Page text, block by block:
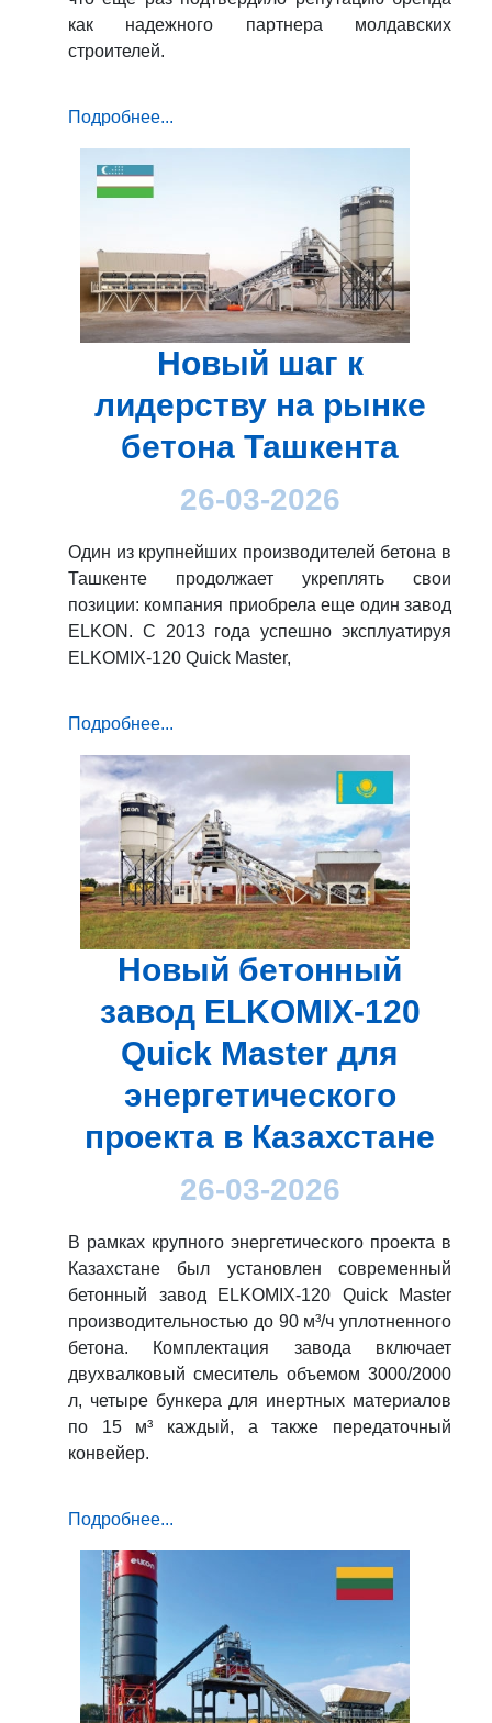
как надежного партнера молдавских
строителей.
Подробнее...
Новый шаг к
лидерству на рынке
бетона Ташкента
26-03-2026
Один из крупнейших производителей бетона в
Ташкенте продолжает укреплять свои
позиции: компания приобрела еще один завод
ELKON. С 2013 года успешно эксплуатируя
ELKOMIX-120 Quick Master,
Подробнее...
Новый бетонный
завод ELKOMIX-120
Quick Master для
энергетического
проекта в Казахстане
26-03-2026
В рамках крупного энергетического проекта в
Казахстане был установлен современный
бетонный завод ELKOMIX-120 Quick Master
производительностью до 90 м³/ч уплотненного
бетона. Комплектация завода включает
двухвалковый смеситель объемом 3000/2000
л, четыре бункера для инертных материалов
по 15 м³ каждый, а также передаточный
конвейер.
Подробнее...